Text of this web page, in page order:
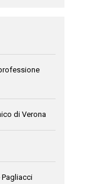
di Verona
Pagliacci